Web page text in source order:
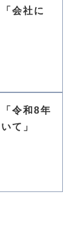
会社に
令和8年
て」